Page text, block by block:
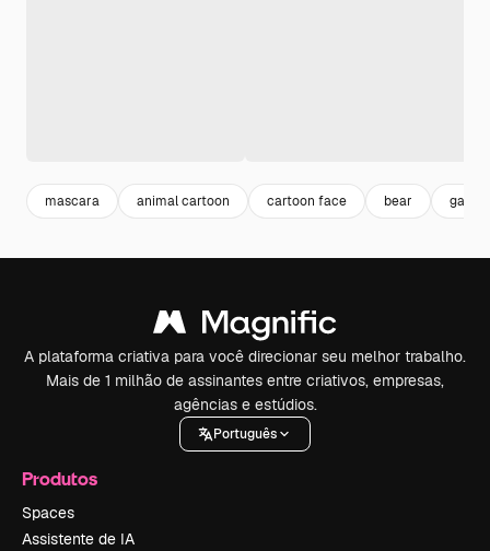
mascara animal cartoon cartoon face bear gato
A plataforma criativa para você direcionar seu melhor trabalho.
Mais de 1 milhão de assinantes entre criativos, empresas,
agências e estúdios.
Português
Produtos
Spaces
Assistente de IA